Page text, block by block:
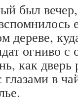
был
дереве,
огниво с
как дверь
глазами в